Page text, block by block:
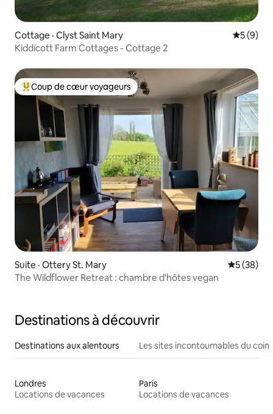
Cottage · Clyst Saint Mary Note
5 (9)
Kiddicott Farm Cottages - Cottage 2
Coup de cœur voyageurs parmi les plus aimés
Coup de cœur voyageurs
Suite · Ottery St. Mary Note
5 (38)
The Wildflower Retreat : chambre d'hôtes vegan
Destinations à découvrir
Destinations aux alentours Les sites incontournables du coin
Londres
Locations de vacances
Paris
Locations de vacances